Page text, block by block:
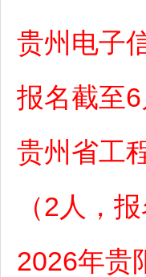
贵州电子
报名截至6
贵州省工
（2人，
2026年贵